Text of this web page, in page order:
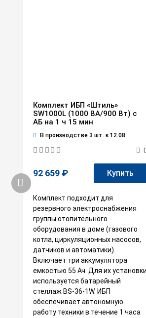
Комплект ИБП «Штиль»
SW1000L (1000 ВА/900 Вт) c
АБ на 1 ч 15 мин
В производстве 3 шт. к 12.08
92 659 ₽ Купить
Комплект подходит для
резервного электроснабжения
группы отопительного
оборудования в доме (газового
котла, циркуляционных насосов,
датчиков и автоматики).
Включает три аккумулятора
емкостью 55 Ач. Для их установки
используется батарейный
стеллаж BS-36-1W. ИБП
обеспечивает автономную
работу техники в течение 1 часа